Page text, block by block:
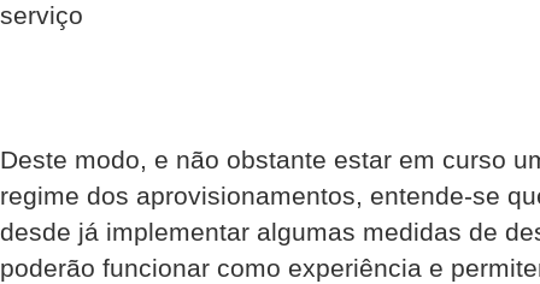
serviço
Deste modo, e não obstante estar em curso
regime dos aprovisionamentos, entende-se
desde já implementar algumas medidas de
poderão funcionar como experiência e